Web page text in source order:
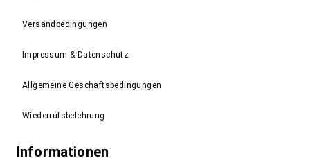
Versandbedingungen
Impressum & Datenschutz
Allgemeine Geschäftsbedingungen
Wiederrufsbelehrung
Informationen